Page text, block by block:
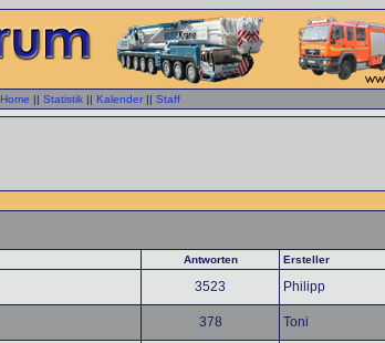
Home || Statistik || Kalender || Staff
Antworten Ersteller
3523 Philipp
378 Toni